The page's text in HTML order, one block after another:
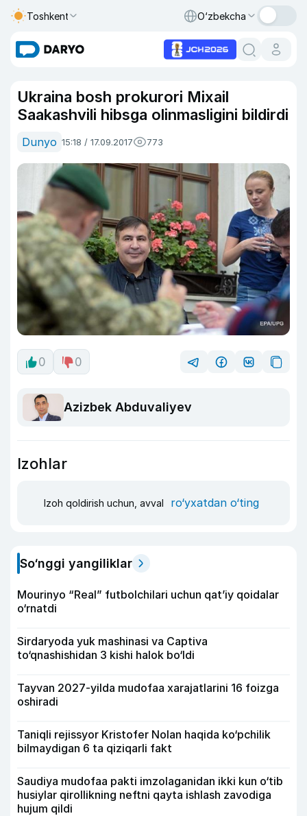
Toshkent O‘zbekcha
Ukraina bosh prokurori Mixail
Saakashvili hibsga olinmasligini bildirdi
Dunyo 15:18 / 17.09.2017 773
0 0
Azizbek Abduvaliyev
Izohlar
Izoh qoldirish uchun, avval ro‘yxatdan o‘ting
So‘nggi yangiliklar
Mourinyo “Real” futbolchilari uchun qat’iy qoidalar
o‘rnatdi
Sirdaryoda yuk mashinasi va Captiva
to‘qnashishidan 3 kishi halok bo‘ldi
Tayvan 2027-yilda mudofaa xarajatlarini 16 foizga
oshiradi
Taniqli rejissyor Kristofer Nolan haqida ko‘pchilik
bilmaydigan 6 ta qiziqarli fakt
Saudiya mudofaa pakti imzolaganidan ikki kun o‘tib
husiylar qirollikning neftni qayta ishlash zavodiga
hujum qildi